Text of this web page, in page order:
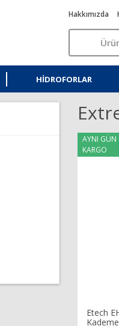
Hakkımızda
HIDROFORLAR
AYNI GÜN
KARGO
Etech